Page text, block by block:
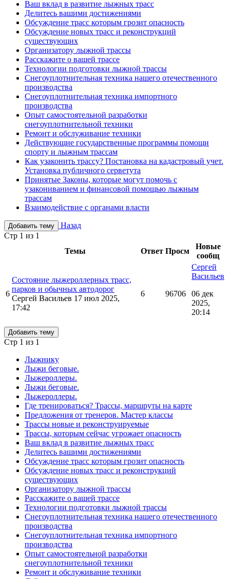
Ваш вклад в развитие лыжных трасс
Делитесь вашими достижениями
Обсуждение трасс которым грозит опасность
Обсуждение новых трасс и реконструкций
существующих
Организатору лыжной трассы
Расскажите о вашей трассе
Технологии подготовки лыжной трассы
Снегоуплотнительная техника нашего отечественного
производства
Снегоуплотнительная техника импортного
производства
Опыт самостоятельной разработки
снегоуплотнительной техники
Ремонт и обслуживание техники
Действующие государственные программы помощи
спорту и лыжным трассам
Как узаконить трассу? Постановка на кадастровый учет.
Установка публичного серветута
Принятые Законы, которые могут помочь с
узакониванием и финансовой помощью лыжным
трассам
Взаимодействие с органами власти
Добавить тему
Назад
Стр 1 из 1
Темы
Ответ Просм
Новые
сообщ
6
Состояние лыжероллерных трасс,
парков и обычных автодорог
Сергей Васильев 17 июл 2025,
17:42
6 96706
Сергей
Васильев
06 дек
2025,
20:14
Добавить тему
Стр 1 из 1
Лыжнику
Лыжи беговые.
Лыжероллеры.
Лыжи беговые.
Лыжероллеры.
Где тренироваться? Трассы, маршруты на карте
Предложения от тренеров. Мастер классы
Трассы новые и реконструируемые
Трассы, которым сейчас угрожает опасность
Ваш вклад в развитие лыжных трасс
Делитесь вашими достижениями
Обсуждение трасс которым грозит опасность
Обсуждение новых трасс и реконструкций
существующих
Организатору лыжной трассы
Расскажите о вашей трассе
Технологии подготовки лыжной трассы
Снегоуплотнительная техника нашего отечественного
производства
Снегоуплотнительная техника импортного
производства
Опыт самостоятельной разработки
снегоуплотнительной техники
Ремонт и обслуживание техники